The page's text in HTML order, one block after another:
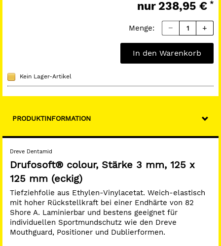
nur 238,95 € *
Menge:
In den Warenkorb
Kein Lager-Artikel
PRODUKTINFORMATION
Dreve Dentamid
Drufosoft® colour, Stärke 3 mm, 125 x
125 mm (eckig)
Tiefziehfolie aus Ethylen-Vinylacetat. Weich-elastisch
mit hoher Rückstellkraft bei einer Endhärte von 82
Shore A. Laminierbar und bestens geeignet für
individuellen Sportmundschutz wie den Dreve
Mouthguard, Positioner und Dublierformen.